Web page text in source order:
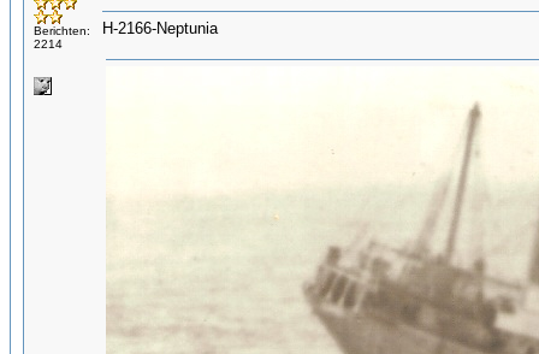
Berichten:
2214
H-2166-Neptunia